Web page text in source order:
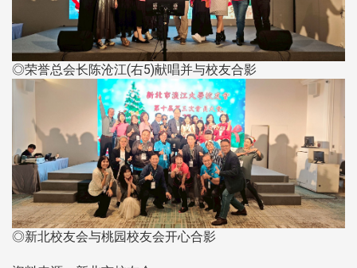
◎荣誉总会长陈沧江(右5)献唱并与校友合影
◎新北校友会与桃园校友会开心合影